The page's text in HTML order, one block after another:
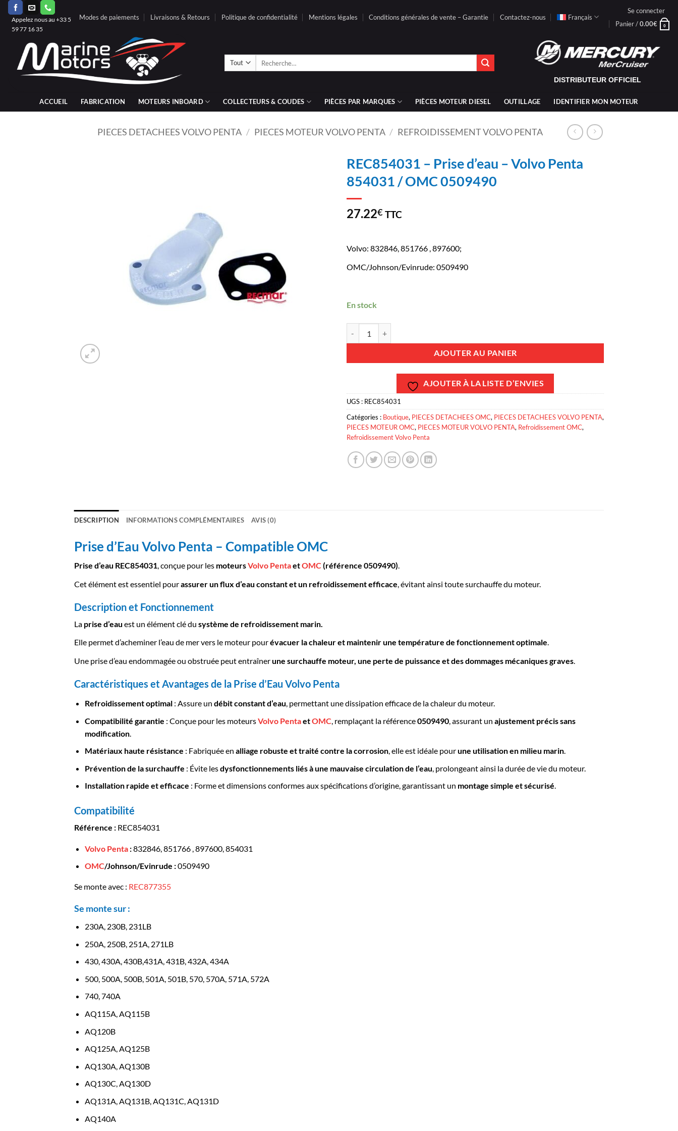
Passer
contenu
Appelez nous au +33 5
59 77 16 35
Modes de paiements Livraisons & Retours Politique de confidentialité Mentions légales Conditions générales de vente – Garantie Contactez-nous Français
Se connecter
Panier /0.00€ 0
Recherche
DISTRIBUTEUR OFFICIEL
ACCUEIL FABRICATION MOTEURS INBOARD COLLECTEURS & COUDES PIÈCES PAR MARQUES PIÈCES MOTEUR DIESEL OUTILLAGE IDENTIFIER MON MOTEUR
PIECES DETACHEES VOLVO PENTA / PIECES MOTEUR VOLVO PENTA / REFROIDISSEMENT VOLVO PENTA
REC854031 – Prise d’eau – Volvo Penta
854031 / OMC 0509490
27.22€ TTC
Volvo: 832846, 851766 , 897600;
OMC/Johnson/Evinrude: 0509490
En stock
AJOUTER AU PANIER
AJOUTER À LA LISTE D’ENVIES
UGS : REC854031
Catégories : Boutique, PIECES DETACHEES OMC, PIECES DETACHEES VOLVO PENTA,
PIECES MOTEUR OMC, PIECES MOTEUR VOLVO PENTA, Refroidissement OMC,
Refroidissement Volvo Penta
DESCRIPTION INFORMATIONS COMPLÉMENTAIRES AVIS (0)
Prise d’Eau Volvo Penta – Compatible OMC
Prise d’eau REC854031, conçue pour les moteursVolvo PentaetOMC (référence 0509490).
Cet élément est essentiel pourassurer un flux d’eau constant et un refroidissement efficace , évitant ainsi toute surchauffe du moteur.
Description et Fonctionnement
La prise d’eau est un élément clé du système de refroidissement marin.
Elle permet d’acheminer l’eau de mer vers le moteur pourévacuer la chaleur et maintenir une température de fonctionnement optimale.
Une prise d’eau endommagée ou obstruée peut entraînerune surchauffe moteur, une perte de puissance et des dommages mécaniques graves.
Caractéristiques et Avantages de la Prise d’Eau Volvo Penta
Refroidissement optimal: Assure un débit constant d’eau, permettant une dissipation efficace de la chaleur du moteur.
Compatibilité garantie : Conçue pour les moteursVolvo PentaetOMC , remplaçant la référence0509490, assurant un ajustement précis sans
modification.
Matériaux haute résistance : Fabriquée en alliage robuste et traité contre la corrosion, elle est idéale pourune utilisation en milieu marin.
Prévention de la surchauffe : Évite lesdysfonctionnements liés à une mauvaise circulation de l’eau , prolongeant ainsi la durée de vie du moteur.
Installation rapide et efficace : Forme et dimensions conformes aux spécifications d’origine, garantissant un montage simple et sécurisé.
Compatibilité
Référence : REC854031
Volvo Penta:832846, 851766 , 897600, 854031
OMC/Johnson/Evinrude :0509490
Se monte avec : REC877355
Se monte sur :
230A, 230B, 231LB
250A, 250B, 251A, 271LB
430, 430A, 430B,431A, 431B, 432A, 434A
500, 500A, 500B, 501A, 501B, 570, 570A, 571A, 572A
740, 740A
AQ115A, AQ115B
AQ120B
AQ125A, AQ125B
AQ130A, AQ130B
AQ130C, AQ130D
AQ131A, AQ131B, AQ131C, AQ131D
AQ140A